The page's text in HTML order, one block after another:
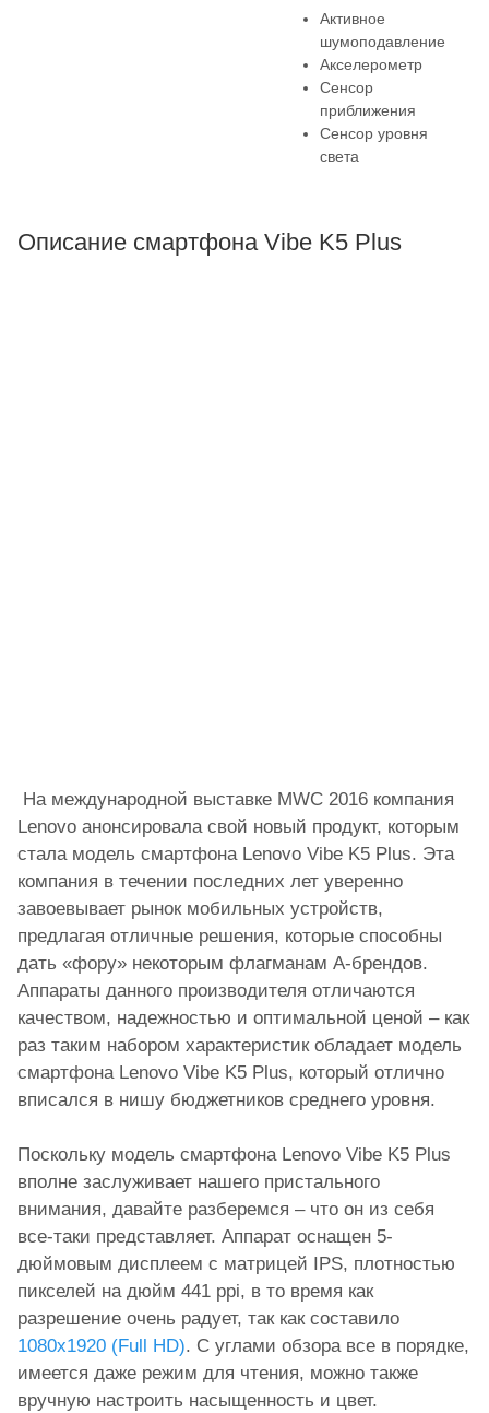
Активное
шумоподавление
Акселерометр
Сенсор
приближения
Сенсор уровня
света
Описание смартфона Vibe K5 Plus
На международной выставке MWC 2016 компания
Lenovo анонсировала свой новый продукт, которым
стала модель смартфона Lenovo Vibe K5 Plus. Эта
компания в течении последних лет уверенно
завоевывает рынок мобильных устройств,
предлагая отличные решения, которые способны
дать «фору» некоторым флагманам А-брендов.
Аппараты данного производителя отличаются
качеством, надежностью и оптимальной ценой – как
раз таким набором характеристик обладает модель
смартфона Lenovo Vibe K5 Plus, который отлично
вписался в нишу бюджетников среднего уровня.
Поскольку модель смартфона Lenovo Vibe K5 Plus
вполне заслуживает нашего пристального
внимания, давайте разберемся – что он из себя
все-таки представляет. Аппарат оснащен 5-
дюймовым дисплеем с матрицей IPS, плотностью
пикселей на дюйм 441 ppi, в то время как
разрешение очень радует, так как составило
1080х1920 (Full HD). С углами обзора все в порядке,
имеется даже режим для чтения, можно также
вручную настроить насыщенность и цвет.